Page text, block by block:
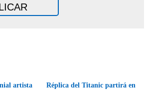
artista
Réplica del Titanic partirá en